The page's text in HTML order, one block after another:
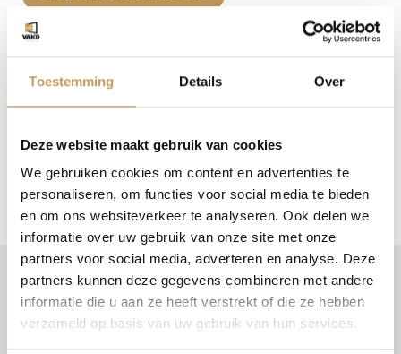
Toestemming Details Over
Deze website maakt gebruik van cookies
We gebruiken cookies om content en advertenties te
personaliseren, om functies voor social media te bieden
en om ons websiteverkeer te analyseren. Ook delen we
informatie over uw gebruik van onze site met onze
partners voor social media, adverteren en analyse. Deze
partners kunnen deze gegevens combineren met andere
informatie die u aan ze heeft verstrekt of die ze hebben
verzameld op basis van uw gebruik van hun services.
Adembenemend in Amsterdam
ONTDEK DE PRESTATIES, ERVARING EN
IMPACT